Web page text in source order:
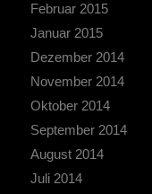
Februar 2015
Januar 2015
Dezember 2014
November 2014
Oktober 2014
September 2014
August 2014
Juli 2014